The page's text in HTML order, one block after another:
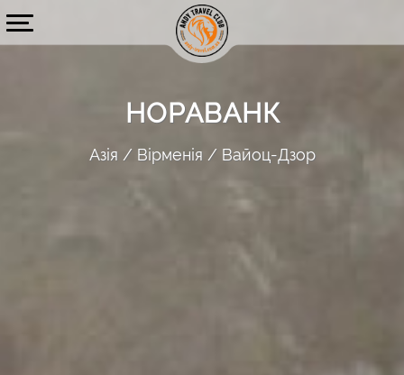
НОРАВАНК
Азія Вірменія Вайоц-Дзор